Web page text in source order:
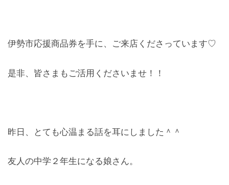
キッズ
Hearing Aid
アクセス
伊勢市応援商品券を手に、ご来店くださっています♡
是非、皆さまもご活用くださいませ！！
昨日、とても心温まる話を耳にしました＾＾
友人の中学２年生になる娘さん。